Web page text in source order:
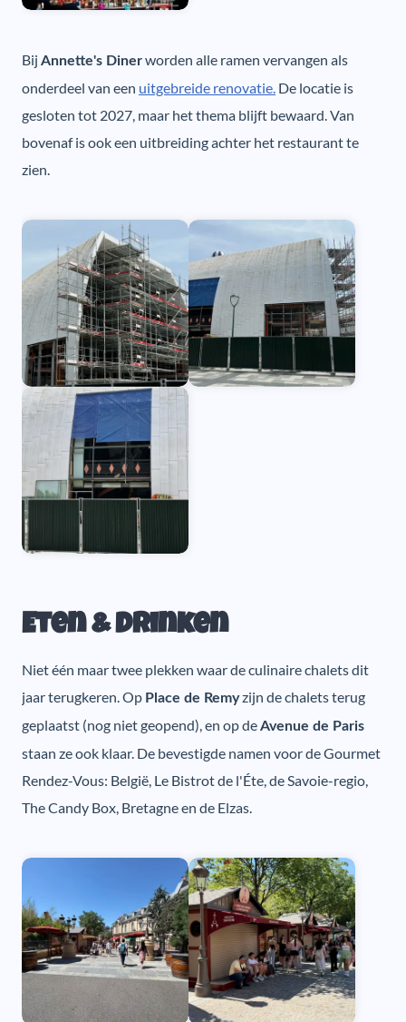
Bij Annette's Dinerworden alle ramen vervangen als
onderdeel van een uitgebreide renovatie. De locatie is
gesloten tot 2027, maar het thema blijft bewaard. Van
bovenaf is ook een uitbreiding achter het restaurant te
zien.
Eten & Drinken
Niet één maar twee plekken waar de culinaire chalets dit
jaar terugkeren. Op Place de Remyzijn de chalets terug
geplaatst (nog niet geopend), en op deAvenue de Paris
staan ze ook klaar. De bevestigde namen voor de Gourmet
Rendez-Vous: België, Le Bistrot de l'Éte, de Savoie-regio,
The Candy Box, Bretagne en de Elzas.